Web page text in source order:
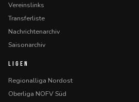
Vereinslinks
Transferliste
Nachrichtenarchiv
Saisonarchiv
LIGEN
Regionalliga Nordost
Oberliga NOFV Süd